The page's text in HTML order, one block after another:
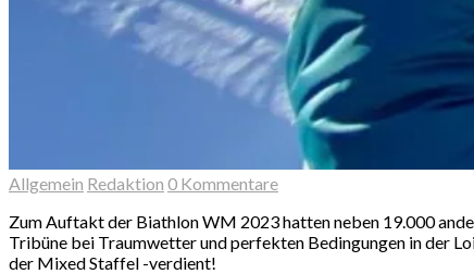
Allgemein Redaktion 0 Kommentare
Zum Auftakt der Biathlon WM 2023 hatten neben 19.000
Tribüne bei Traumwetter und perfekten Bedingungen in der
der Mixed Staffel -verdient!